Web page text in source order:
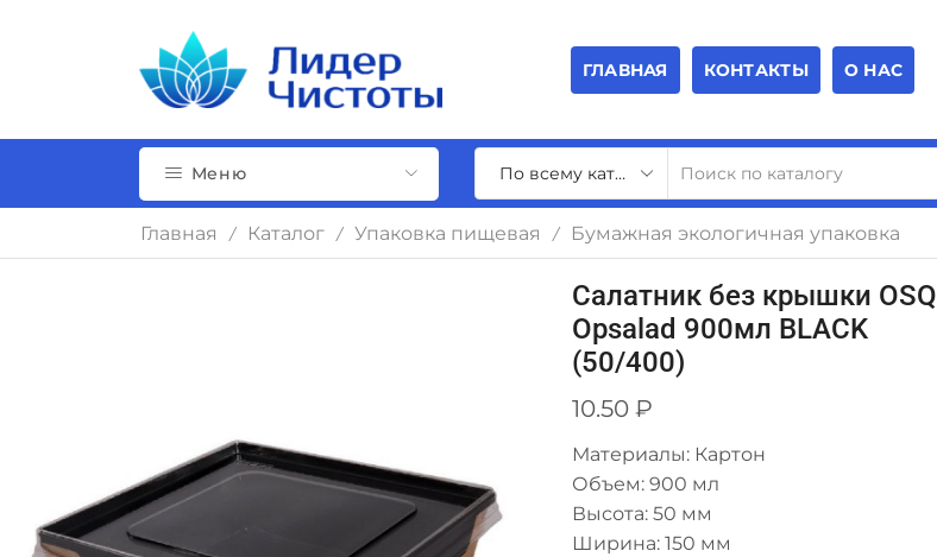
ГЛАВНАЯ КОНТАКТЫ О НАС
Меню
Главная / Каталог / Упаковка пищевая / Бумажная экологичная упаковка
Салатник без крышки OSQ
Opsalad 900мл BLACK
(50/400)
10.50 ₽
Материалы: Картон
Объем: 900 мл
Высота: 50 мм
Ширина: 150 мм